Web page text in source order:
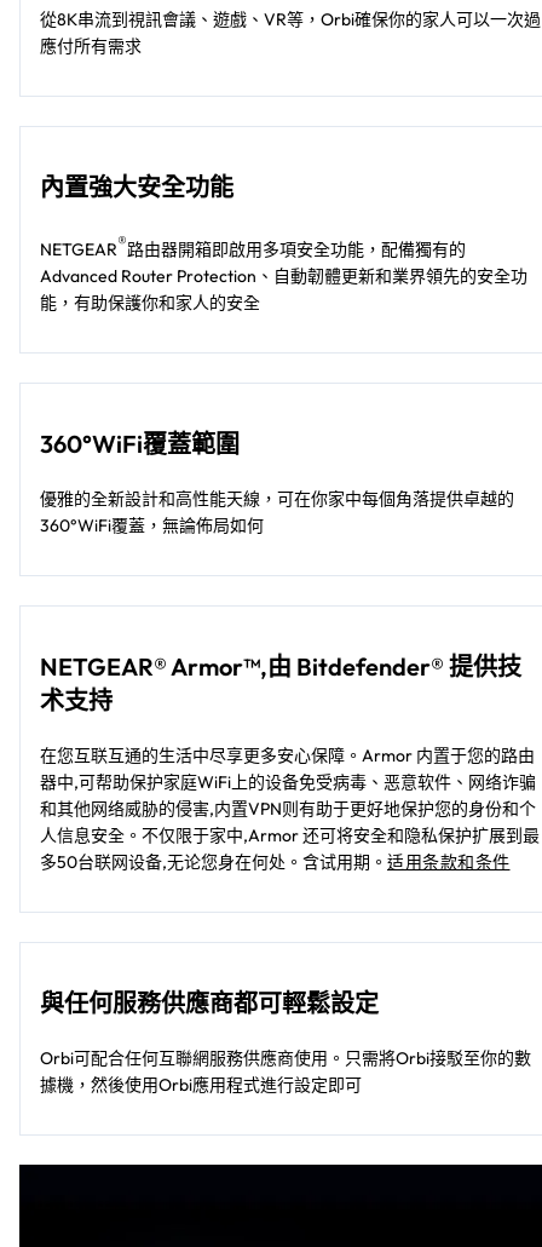
從8K串流到視訊會議、遊戲、VR等，Orbi確保你的家人可以一次過
應付所有需求
內置強大安全功能
NETGEAR®路由器開箱即啟用多項安全功能，配備獨有的
Advanced Router Protection、自動韌體更新和業界領先的安全功
能，有助保護你和家人的安全
360°WiFi覆蓋範圍
優雅的全新設計和高性能天線，可在你家中每個角落提供卓越的
360°WiFi覆蓋，無論佈局如何​​
NETGEAR® Armor™,由 Bitdefender® 提供技
术支持
在您互联互通的生活中尽享更多安心保障。Armor 内置于您的路由
器中,可帮助保护家庭WiFi上的设备免受病毒、恶意软件、网络诈骗
和其他网络威胁的侵害,内置VPN则有助于更好地保护您的身份和个
人信息安全。不仅限于家中,Armor 还可将安全和隐私保护扩展到最
多50台联网设备,无论您身在何处。含试用期。 适用条款和条件
與任何服務供應商都可輕鬆設定
Orbi可配合任何互聯網服務供應商使用。只需將Orbi接駁至你的數
據機，然後使用Orbi應用程式進行設定即可​